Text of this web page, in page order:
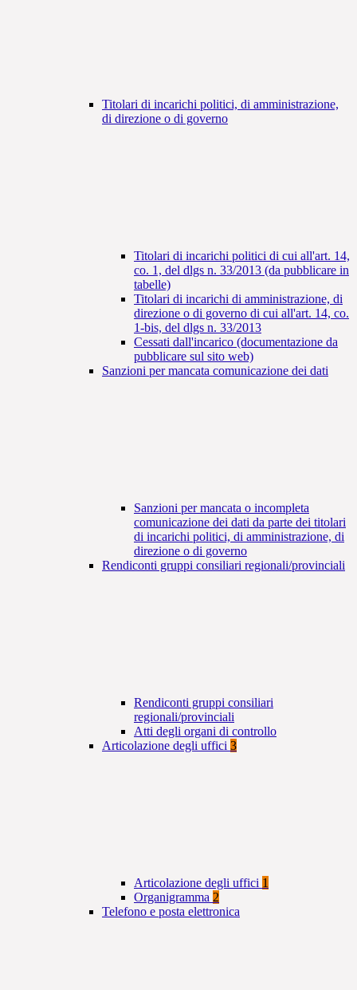
Titolari di incarichi politici, di amministrazione,
di direzione o di governo
Titolari di incarichi politici di cui all'art. 14,
co. 1, del dlgs n. 33/2013 (da pubblicare in
tabelle)
Titolari di incarichi di amministrazione, di
direzione o di governo di cui all'art. 14, co.
1-bis, del dlgs n. 33/2013
Cessati dall'incarico (documentazione da
pubblicare sul sito web)
Sanzioni per mancata comunicazione dei dati
Sanzioni per mancata o incompleta
comunicazione dei dati da parte dei titolari
di incarichi politici, di amministrazione, di
direzione o di governo
Rendiconti gruppi consiliari regionali/provinciali
Rendiconti gruppi consiliari
regionali/provinciali
Atti degli organi di controllo
Articolazione degli uffici 3
Articolazione degli uffici 1
Organigramma 2
Telefono e posta elettronica